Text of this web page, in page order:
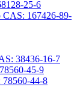
25-6
CAS: 167426-89-
38436-16-7
45-9
44-8